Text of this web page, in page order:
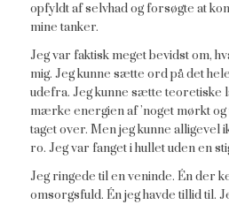
opfyldt af selvhad og forsøgte at
mine tanker.
Jeg var faktisk meget bevidst om,
mig. Jeg kunne sætte ord på det
udefra. Jeg kunne sætte teoretiske
mærke energien af ’noget mørkt og
taget over. Men jeg kunne alligevel
ro. Jeg var fanget i hullet uden en
Jeg ringede til en veninde. Én der
omsorgsfuld. Én jeg havde tillid til.